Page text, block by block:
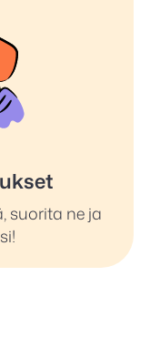
suorita ne ja